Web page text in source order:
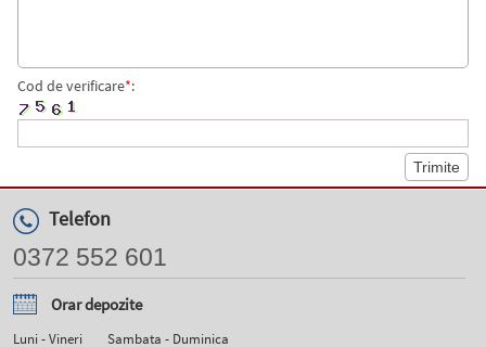
Cod de verificare*:
Telefon
0372 552 601
Orar depozite
Luni - Vineri Sambata - Duminica